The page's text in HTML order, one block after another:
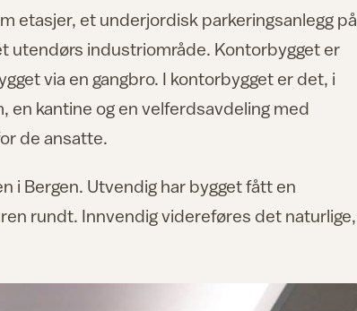
etasjer, et underjordisk parkeringsanlegg på
utendørs industriområde. Kontorbygget er
via en gangbro. I kontorbygget er det, i
en kantine og en velferdsavdeling med
de ansatte.
i Bergen. Utvendig har bygget fått en
rundt. Innvendig videreføres det naturlige,